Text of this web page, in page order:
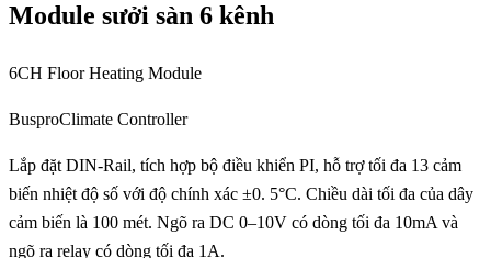
Module sưởi sàn 6 kênh
6CH Floor Heating Module
BusproClimate Controller
Lắp đặt DIN-Rail, tích hợp bộ điều khiển PI, hỗ trợ tối đa 13 cảm
biến nhiệt độ số với độ chính xác ±0. 5°C. Chiều dài tối đa của dây
cảm biến là 100 mét. Ngõ ra DC 0–10V có dòng tối đa 10mA và
ngõ ra relay có dòng tối đa 1A.